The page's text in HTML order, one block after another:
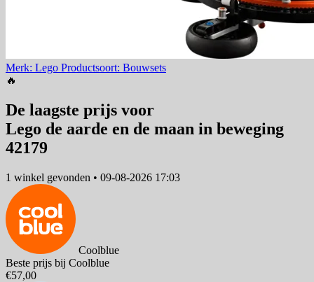
Merk: Lego Productsoort: Bouwsets
🔥
De laagste prijs voor
Lego de aarde en de maan in beweging
42179
1 winkel gevonden • 09-08-2026 17:03
Coolblue
Beste prijs bij Coolblue
€57,00